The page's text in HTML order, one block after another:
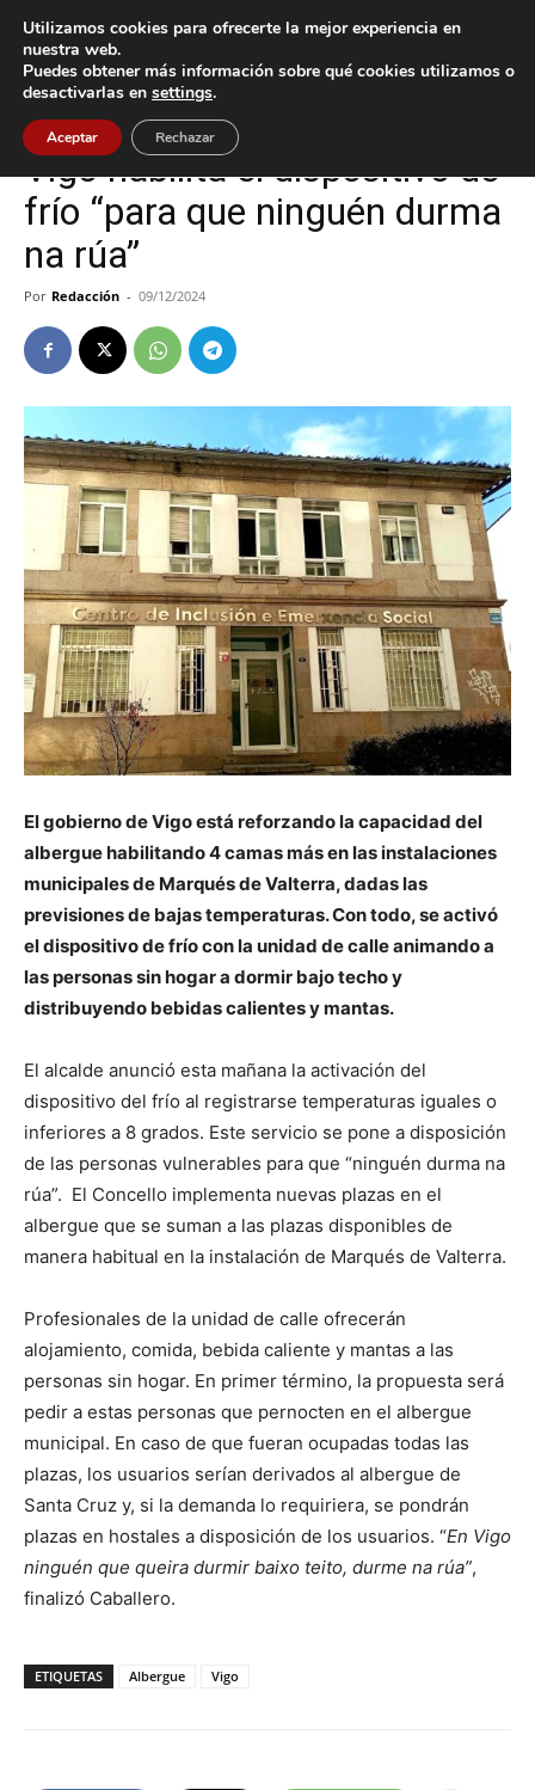
Inicio Vigo
Vigo
Vigo habilita el dispositivo de
frío “para que ninguén durma
na rúa”
Por Redacción - 09/12/2024
El gobierno de Vigo está reforzando la capacidad del
albergue habilitando 4 camas más en las instalaciones
municipales de Marqués de Valterra, dadas las
previsiones de bajas temperaturas. Con todo, se activó
el dispositivo de frío con la unidad de calle animando a
las personas sin hogar a dormir bajo techo y
distribuyendo bebidas calientes y mantas.
El alcalde anunció esta mañana la activación del
dispositivo del frío al registrarse temperaturas iguales o
inferiores a 8 grados. Este servicio se pone a disposición
de las personas vulnerables para que “ninguén durma na
rúa”. El Concello implementa nuevas plazas en el
albergue que se suman a las plazas disponibles de
manera habitual en la instalación de Marqués de Valterra.
Profesionales de la unidad de calle ofrecerán
alojamiento, comida, bebida caliente y mantas a las
personas sin hogar. En primer término, la propuesta será
pedir a estas personas que pernocten en el albergue
municipal. En caso de que fueran ocupadas todas las
plazas, los usuarios serían derivados al albergue de
Santa Cruz y, si la demanda lo requiriera, se pondrán
plazas en hostales a disposición de los usuarios. “En Vigo
ninguén que queira durmir baixo teito, durme na rúa”,
finalizó Caballero.
ETIQUETAS Albergue Vigo
Utilizamos cookies para ofrecerte la mejor experiencia en
nuestra web.
Puedes obtener más información sobre qué cookies utilizamos o
desactivarlas en settings.
Aceptar Rechazar